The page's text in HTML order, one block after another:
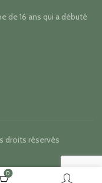
de 16 ans qui a débuté
droits réservés
0